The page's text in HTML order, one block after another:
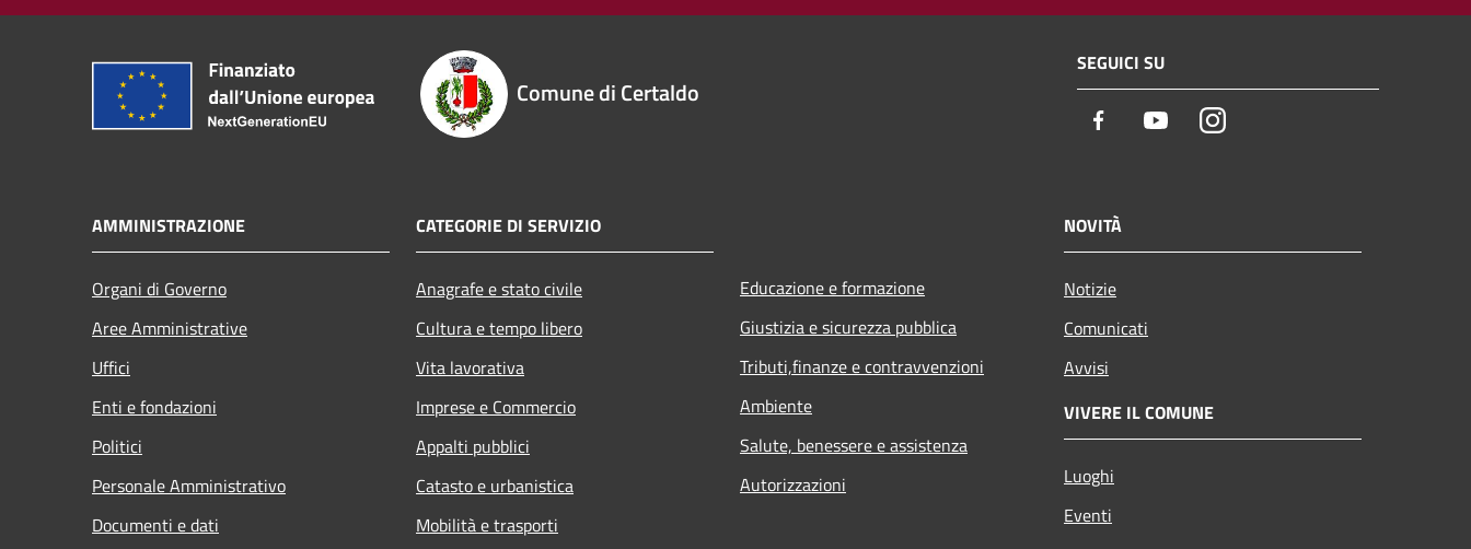
Comune di Certaldo
SEGUICI SU
Facebook YoutubeInstagram
AMMINISTRAZIONE
Organi di Governo
Aree Amministrative
Uffici
Enti e fondazioni
Politici
Personale Amministrativo
Documenti e dati
CATEGORIE DI SERVIZIO
Anagrafe e stato civile
Cultura e tempo libero
Vita lavorativa
Imprese e Commercio
Appalti pubblici
Catasto e urbanistica
Mobilità e trasporti
Educazione e formazione
Giustizia e sicurezza pubblica
Tributi,finanze e contravvenzioni
Ambiente
Salute, benessere e assistenza
Autorizzazioni
NOVITÀ
Notizie
Comunicati
Avvisi
VIVERE IL COMUNE
Luoghi
Eventi